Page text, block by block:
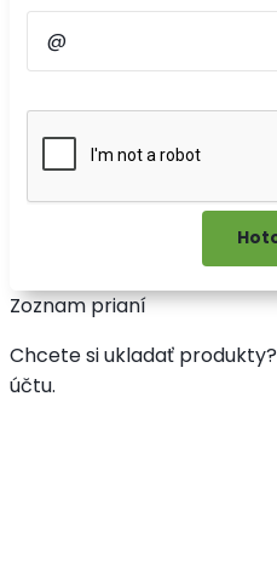
Zoznam prianí
Chcete si ukladať produkty?
účtu.